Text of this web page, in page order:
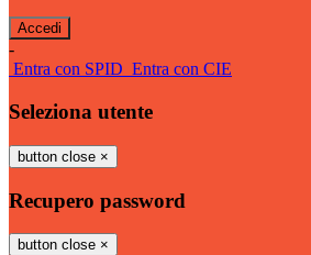
-
Entra con SPID Entra con CIE
Seleziona utente
button close ×
Recupero password
button close ×